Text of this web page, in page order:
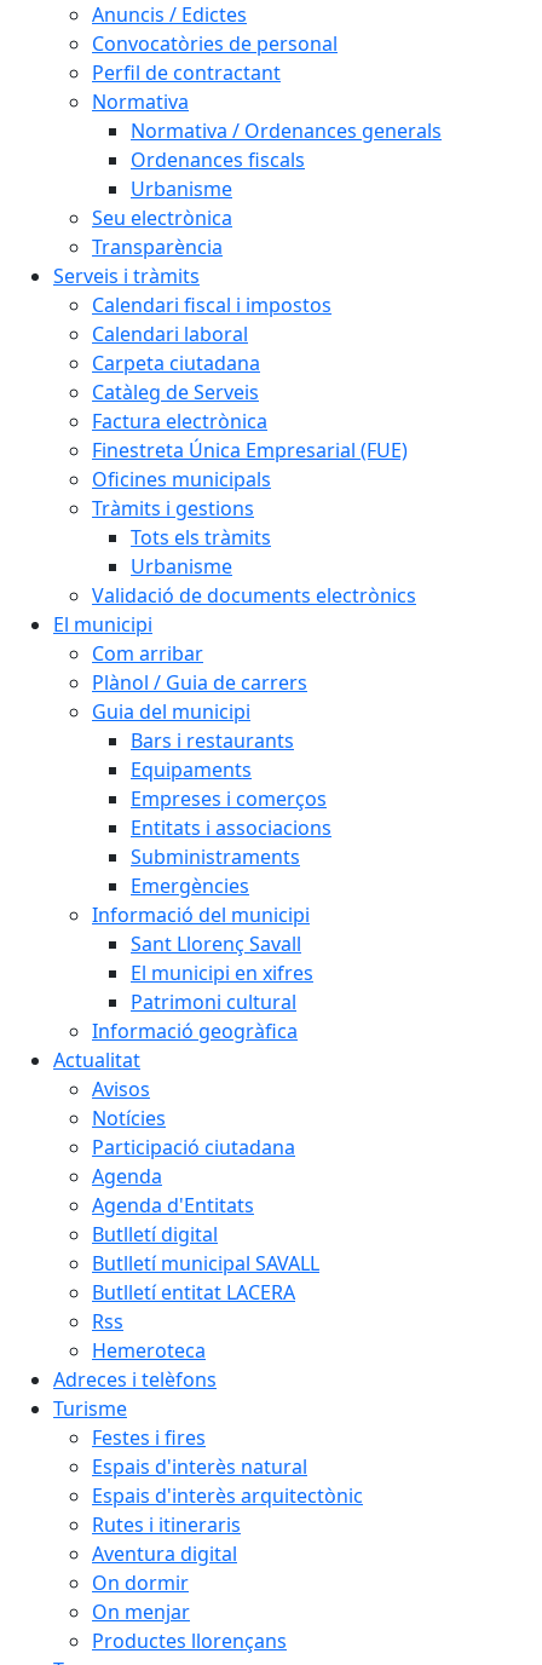
Anuncis / Edictes
Convocatòries de personal
Perfil de contractant
Normativa
Normativa / Ordenances generals
Ordenances fiscals
Urbanisme
Seu electrònica
Transparència
Serveis i tràmits
Calendari fiscal i impostos
Calendari laboral
Carpeta ciutadana
Catàleg de Serveis
Factura electrònica
Finestreta Única Empresarial (FUE)
Oficines municipals
Tràmits i gestions
Tots els tràmits
Urbanisme
Validació de documents electrònics
El municipi
Com arribar
Plànol / Guia de carrers
Guia del municipi
Bars i restaurants
Equipaments
Empreses i comerços
Entitats i associacions
Subministraments
Emergències
Informació del municipi
Sant Llorenç Savall
El municipi en xifres
Patrimoni cultural
Informació geogràfica
Actualitat
Avisos
Notícies
Participació ciutadana
Agenda
Agenda d'Entitats
Butlletí digital
Butlletí municipal SAVALL
Butlletí entitat LACERA
Rss
Hemeroteca
Adreces i telèfons
Turisme
Festes i fires
Espais d'interès natural
Espais d'interès arquitectònic
Rutes i itineraris
Aventura digital
On dormir
On menjar
Productes llorençans